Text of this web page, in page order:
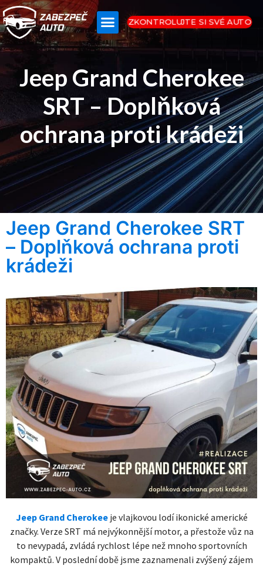
ZKONTROLUJTE SI SVÉ AUTO
Jeep Grand Cherokee
SRT – Doplňková
ochrana proti krádeži
Jeep Grand Cherokee SRT
– Doplňková ochrana proti
krádeži
Jeep Grand Cherokee je vlajkovou lodí ikonické americké
značky. Verze SRT má nejvýkonnější motor, a přestože vůz na
to nevypadá, zvládá rychlost lépe než mnoho sportovních
kompaktů. V poslední době jsme zaznamenali zvýšený zájem